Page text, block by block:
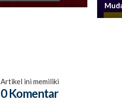
Artikel ini memiliki
0 Komentar